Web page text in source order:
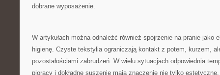
dobrane wyposażenie.
W artykułach można odnaleźć również spojrzenie na pranie jako
higienę. Czyste tekstylia ograniczają kontakt z potem, kurzem,
pozostałościami zabrudzeń. W wielu sytuacjach odpowiednia
piorący i dokładne suszenie mają znaczenie nie tylko